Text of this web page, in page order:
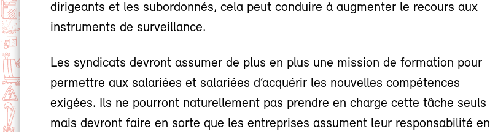
dirigeants et les subordonnés, cela peut conduire à augmenter le recours aux
instruments de surveillance.
Les syndicats devront assumer de plus en plus une mission de formation pour
permettre aux salariées et salariées d’acquérir les nouvelles compétences
exigées. Ils ne pourront naturellement pas prendre en charge cette tâche seuls
mais devront faire en sorte que les entreprises assument leur responsabilité en